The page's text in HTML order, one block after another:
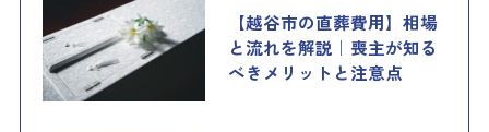
【越谷市の直葬費用】相場
と流れを解説｜喪主が知る
べきメリットと注意点